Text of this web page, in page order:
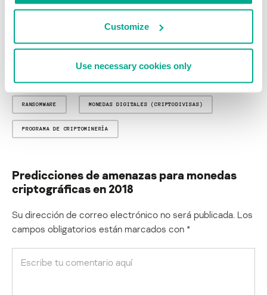
Customize
Use necessary cookies only
are opinions, and not all of them may be realized. But being
are an active part, will continue to match the cybercriminals’ latest
tools and techniques with ever better threat intelligence and
security solutions, to make the world a safer place for all except
RANSOMWARE MONEDAS DIGITALES (CRIPTODIVISAS)
PROGRAMA DE CRIPTOMINERÍA
Predicciones de amenazas para monedas
criptográficas en 2018
Su dirección de correo electrónico no será publicada. Los
campos obligatorios están marcados con *